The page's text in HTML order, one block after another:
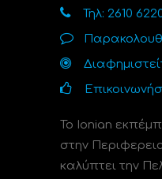
Τηλ: 2610
Το Ionian
στην
καλύπτει την